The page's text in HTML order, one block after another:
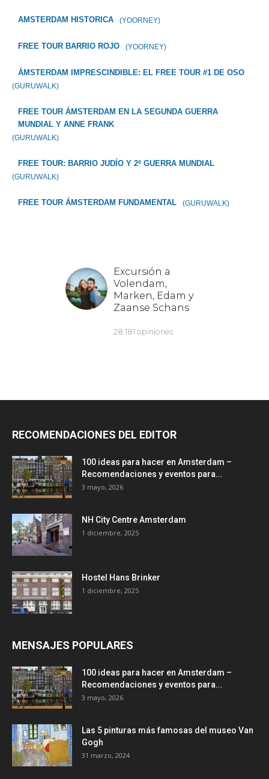
AMSTERDAM HISTORICA (YOORNEY)
FREE TOUR BARRIO ROJO (YOORNEY)
ÁMSTERDAM IMPRESCINDIBLE: EL FREE TOUR #1 DE OSO
(GURUWALK)
FREE TOUR ÁMSTERDAM EN LA SEGUNDA GUERRA
MUNDIAL Y ANNE FRANK
(GURUWALK)
FREE TOUR: BARRIO JUDÍO Y 2ª GUERRA MUNDIAL
(GURUWALK)
FREE TOUR ÁMSTERDAM FUNDAMENTAL (GURUWALK)
RECOMENDACIONES DEL EDITOR
100 ideas para hacer en Amsterdam –
Recomendaciones y eventos para...
3 mayo, 2026
NH City Centre Amsterdam
1 diciembre, 2025
Hostel Hans Brinker
1 diciembre, 2025
MENSAJES POPULARES
100 ideas para hacer en Amsterdam –
Recomendaciones y eventos para...
3 mayo, 2026
Las 5 pinturas más famosas del museo Van
Gogh
31 marzo, 2024